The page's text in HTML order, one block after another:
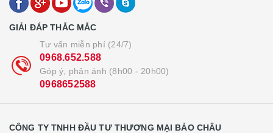
GIẢI ĐÁP THẮC MẮC
Tư vấn miễn phí (24/7)
0968.652.588
Góp ý, phản ánh (8h00 - 20h00)
0968652588
CÔNG TY TNHH ĐẦU TƯ THƯƠNG MẠI BẢO CHÂU